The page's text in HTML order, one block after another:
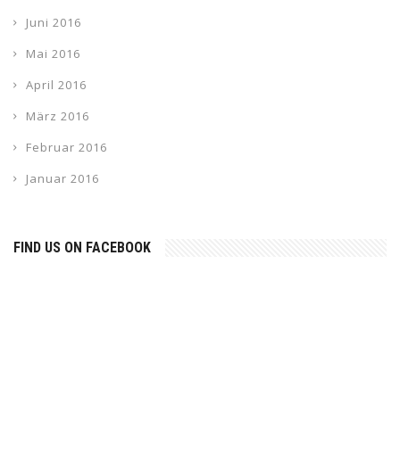
Juni 2016
Mai 2016
April 2016
März 2016
Februar 2016
Januar 2016
FIND US ON FACEBOOK